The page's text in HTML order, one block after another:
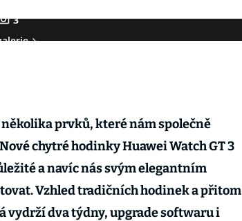
3
prvků, které nám společně
chytré hodinky Huawei Watch GT 3
a navíc nás svým elegantním
Vzhled tradičních hodinek a přitom
vydrží dva týdny, upgrade softwaru i